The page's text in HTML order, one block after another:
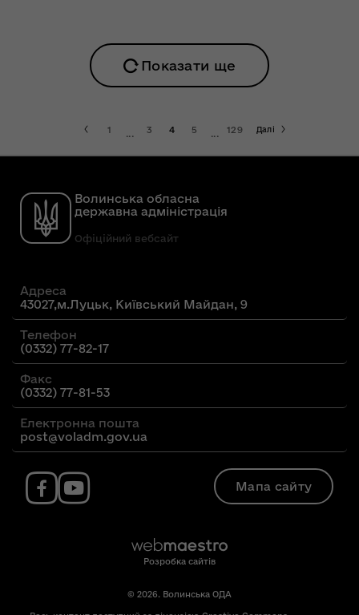
Показати ще
1 ... 3 4 5 ... 129 Далі
Волинська обласна
державна адміністрація
Офіційний вебсайт
Адреса
43027,м.Луцьк, Київський Майдан, 9
Телефон
(0332) 77-82-17
Факс
(0332) 77-81-53
Електронна пошта
post@voladm.gov.ua
Мапа сайту
Розробка сайтів
© 2026. Волинська ОДА